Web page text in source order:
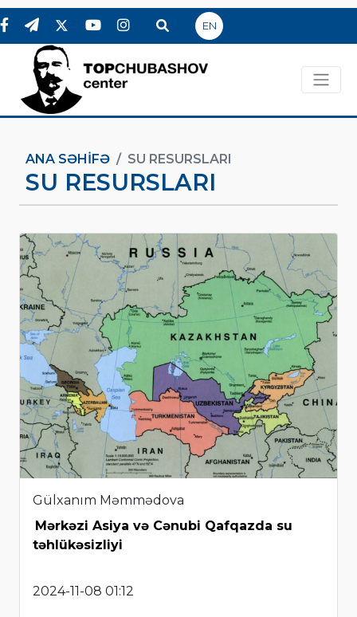
EN
ANA SƏHIFƏ SU RESURSLARI
SU RESURSLARI
Gülxanım Məmmədova
Mərkəzi Asiya və Cənubi Qafqazda su
təhlükəsizliyi
2024-11-08 01:12